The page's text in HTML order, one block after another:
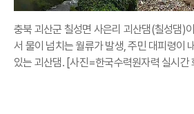
충북 괴산군 칠성면 사은리 괴산댐(칠성댐)
서 물이 넘치는 월류가 발생, 주민 대피령이
있는 괴산댐. [사진=한국수력원자력 실시간